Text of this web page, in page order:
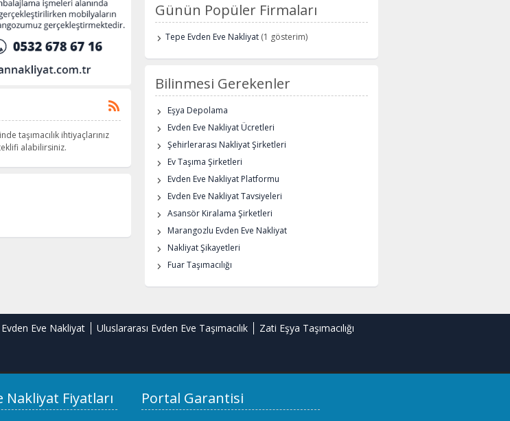
taşımacılık ihtiyaçlarınız
alabilirsiniz.
Günün Popüler Firmaları
Tepe Evden Eve Nakliyat (1 gösterim)
Bilinmesi Gerekenler
Eşya Depolama
Evden Eve Nakliyat Ücretleri
Şehirlerarası Nakliyat Şirketleri
Ev Taşıma Şirketleri
Evden Eve Nakliyat Platformu
Evden Eve Nakliyat Tavsiyeleri
Asansör Kiralama Şirketleri
Marangozlu Evden Eve Nakliyat
Nakliyat Şikayetleri
Fuar Taşımacılığı
Eve Nakliyat Uluslararası Evden Eve Taşımacılık Zati Eşya Taşımacılığı
Nakliyat Fiyatları Portal Garantisi